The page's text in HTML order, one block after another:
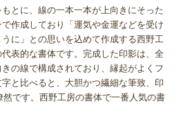
途は、お客様のご判断でご使用頂けま
字一文字のお客様の場合は "たて" "ヨ
かお問い合わせを頂きます。 "たて"
も、選択によりデザインが変わること
コ" どちらかをご選択願います。
もとに、線の一本一本が上向きにそった
作成しており「運気や金運などを受け
うに」との思いを込めて作成する西野工
代表的な書体です。完成した印影は、全
の線で構成されており、縁起がよくフ
字と比べると、大胆かつ繊細な筆致、印
です。西野工房の書体で一番人気の書